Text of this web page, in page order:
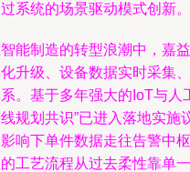
系统的场景驱动模式创新。
能制造的转型浪潮中，嘉
升级、设备数据实时采集
。基于多年强大的IoT与人
规划共识”已进入落地实施
响下单件数据走往告警中
工艺流程从过去柔性靠单